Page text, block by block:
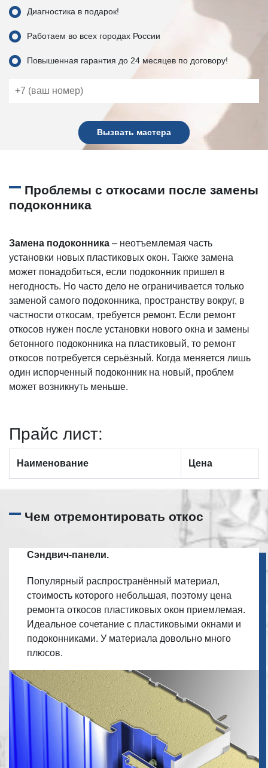
Диагностика в подарок!
Работаем во всех городах России
Повышенная гарантия до 24 месяцев по договору!
Вызвать мастера
Проблемы с откосами после замены
подоконника
Замена подоконника – неотъемлемая часть
установки новых пластиковых окон. Также замена
может понадобиться, если подоконник пришел в
негодность. Но часто дело не ограничивается только
заменой самого подоконника, пространству вокруг, в
частности откосам, требуется ремонт. Если ремонт
откосов нужен после установки нового окна и замены
бетонного подоконника на пластиковый, то ремонт
откосов потребуется серьёзный. Когда меняется лишь
один испорченный подоконник на новый, проблем
может возникнуть меньше.
Прайc лист:
Наименование Цена
Чем отремонтировать откос
Сэндвич-панели.
Популярный распространённый материал,
стоимость которого небольшая, поэтому цена
ремонта откосов пластиковых окон приемлемая.
Идеальное сочетание с пластиковыми окнами и
подоконниками. У материала довольно много
плюсов.